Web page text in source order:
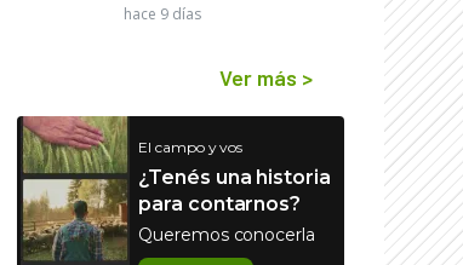
hace 9 días
Ver más >
El campo y vos
¿Tenés una historia
para contarnos?
Queremos conocerla